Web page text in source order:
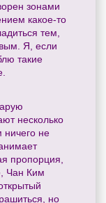
зонами
какое-то
тем,
Я, если
такие
несколько
ничего не
пропорция,
Чан Ким
но